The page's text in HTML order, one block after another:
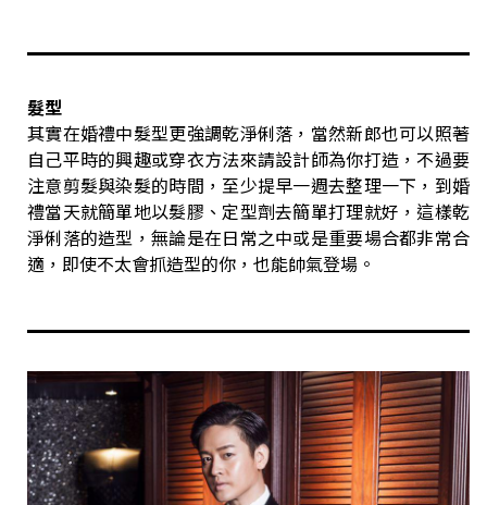
髮型
其實在婚禮中髮型更強調乾淨俐落，當然新郎也可以照著
自己平時的興趣或穿衣方法來請設計師為你打造，不過要
注意剪髮與染髮的時間，至少提早一週去整理一下，到婚
禮當天就簡單地以髮膠、定型劑去簡單打理就好，這樣乾
淨俐落的造型，無論是在日常之中或是重要場合都非常合
適，即使不太會抓造型的你，也能帥氣登場。